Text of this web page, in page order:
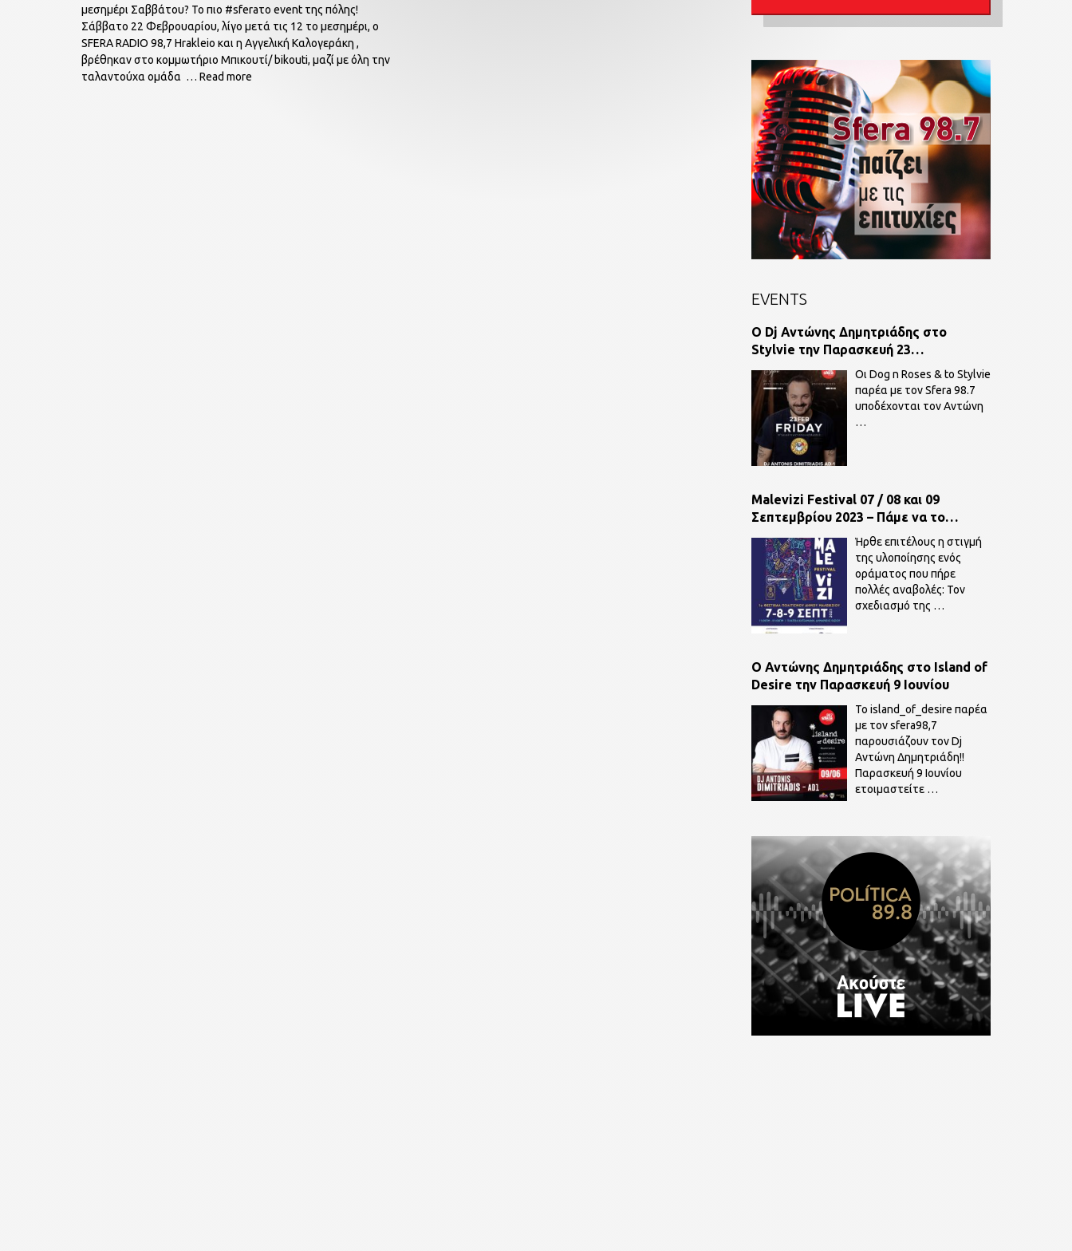
μεσημέρι Σαββάτου? Το πιο #sferaτο event της πόλης!
Σάββατο 22 Φεβρουαρίου, λίγο μετά τις 12 το μεσημέρι, ο
SFERA RADIO 98,7 Hrakleio και η Αγγελική Καλογεράκη ,
βρέθηκαν στο κομμωτήριο Μπικουτί/ bikouti, μαζί με όλη την
ταλαντούχα ομάδα … Read more
EVENTS
O Dj Αντώνης Δημητριάδης στο
Stylvie την Παρασκευή 23
Φεβρουαρίου παρέα με τον Sfera 98,7.
Οι Dog n Roses & to Stylvie
παρέα με τον Sfera 98.7
υποδέχονται τον Αντώνη
…
Malevizi Festival 07 / 08 και 09
Σεπτεμβρίου 2023 – Πάμε να το
ζήσουμε!
Ήρθε επιτέλους η στιγμή
της υλοποίησης ενός
οράματος που πήρε
πολλές αναβολές: Τον
σχεδιασμό της …
O Αντώνης Δημητριάδης στο Island of
Desire την Παρασκευή 9 Ιουνίου
To island_of_desire παρέα
με τον sfera98,7
παρουσιάζουν τον Dj
Αντώνη Δημητριάδη!!
Παρασκευή 9 Ιουνίου
ετοιμαστείτε …